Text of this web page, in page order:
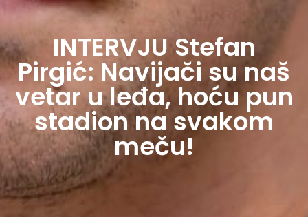
INTERVJU Stefan
Pirgić: Navijači su naš
vetar u leđa, hoću pun
stadion na svakom
meču!